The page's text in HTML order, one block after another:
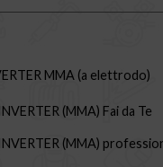
MMA (a elettrodo)
(MMA) Fai da Te
(MMA)